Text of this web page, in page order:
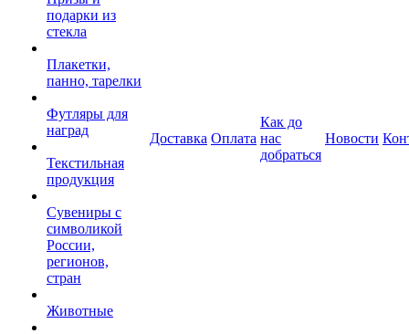
подарки из
стекла
Плакетки,
панно, тарелки
Футляры для
наград
Текстильная
продукция
Сувениры с
символикой
России,
регионов,
стран
Животные
Доставка Оплата
Как до
нас
добраться
Новости